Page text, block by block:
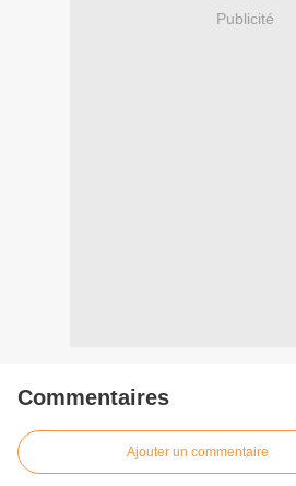
Publicité
Commentaires
Ajouter un commentaire